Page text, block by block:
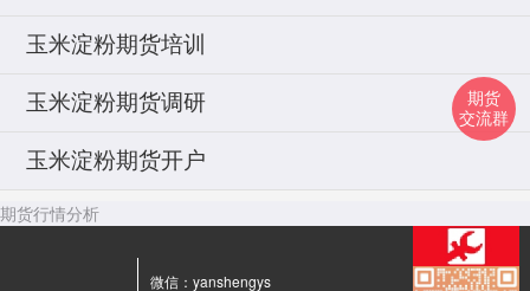
玉米淀粉期货培训
玉米淀粉期货调研
玉米淀粉期货开户
期货行情分析
微信：yanshengys
期货
交流群